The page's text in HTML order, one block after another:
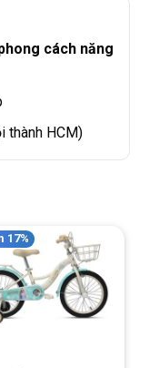
cách năng
thành HCM)
17%